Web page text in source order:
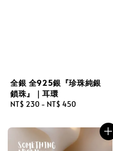
全銀 全925銀『珍珠純銀
鎖珠』｜耳環
Regular
NT$ 230 - NT$ 450